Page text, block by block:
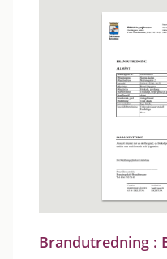
Brandutredning :